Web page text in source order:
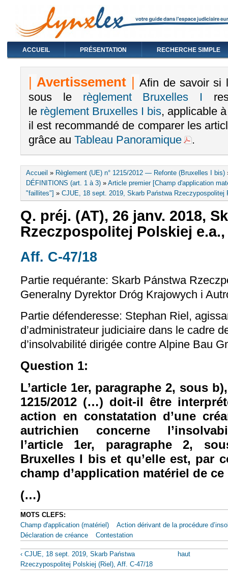
ACCUEIL PRÉSENTATION RECHERCHE SIMPLE
|Avertissement | Afin de savoir si
sous le règlement Bruxelles I
le règlement Bruxelles I bis, applicable
il est recommandé de comparer les
grâce au Tableau Panoramique .
Vous êtes ici
Accueil » Règlement (UE) n° 1215/2012 — Refonte (Bruxelles I bis)
DÉFINITIONS (art. 1 à 3) » Article premier [Champ d'application
"faillites"] » CJUE, 18 sept. 2019, Skarb Państwa Rzeczypospolitej
Q. préj. (AT), 26 janv. 2018,
Rzeczpospolitej Polskiej e.a.,
Aff. C-47/18
Partie requérante: Skarb Pánstwa
Generalny Dyrektor Dróg Krajowych i
Partie défenderesse: Stephan Riel,
d’administrateur judiciaire dans le cadre
d’insolvabilité dirigée contre Alpine Bau
Question 1:
L’article 1er, paragraphe 2, sous
1215/2012 (…) doit-il être
action en constatation d’une
autrichien concerne
l’article 1er, paragraphe 2,
Bruxelles I bis et qu’elle est, par
champ d’application matériel de
(…)
MOTS CLEFS:
Champ d'application (matériel)
Action dérivant de la procédure
Déclaration de créance
Contestation
‹ CJUE, 18 sept. 2019, Skarb Państwa
Rzeczypospolitej Polskiej (Riel), Aff. C‑47/18
haut